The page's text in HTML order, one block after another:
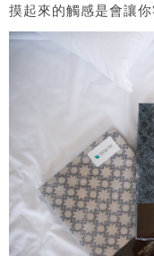
摸起來的觸感是會讓